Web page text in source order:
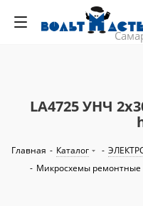
LA4725 УНЧ
Главная - Каталог -
- Микросхемы ремонтные